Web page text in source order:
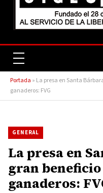
Portada » La presa en Santa
ganaderos: FVG
GENERAL
La presa en
gran
ganaderos: